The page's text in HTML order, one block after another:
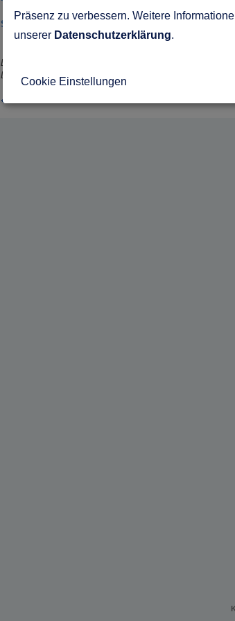
Sichern Sie sich gleich hier den Hausbau Katalog
Bildnachweis:
Living Haus
Präsenz zu verbessern. Weitere
unserer Datenschutzerklärung.
Cookie Einstellungen